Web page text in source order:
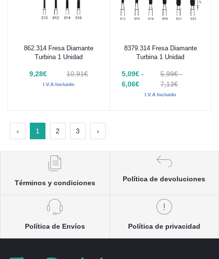
Añadir al carrito
862.314 Fresa Diamante
Turbina 1 Unidad
9,28€ 10,91€
I.V.A Incluido
Añadir al carrito
8379.314 Fresa Diamante
Turbina 1 Unidad
5,09€ -
6,06€
5,99€ -
7,13€
I.V.A Incluido
‹ 1 2 3 ›
Términos y condiciones
Política de devoluciones
Política de Envíos Política de privacidad